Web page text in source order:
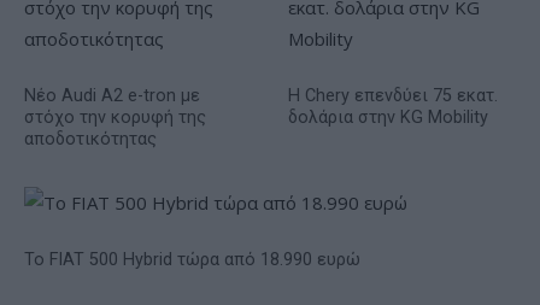
Νέο Audi A2 e-tron με
στόχο την κορυφή της
αποδοτικότητας
Η Chery επενδύει 75 εκατ.
δολάρια στην KG Mobility
Το FIAT 500 Hybrid τώρα από 18.990 ευρώ